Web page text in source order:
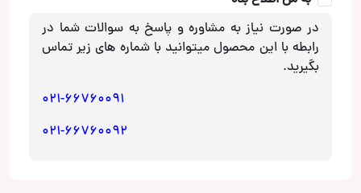
عدد
در صورت نیاز به مشاوره و پاسخ به سوالات شما در
رابطه با این محصول میتوانید با شماره های زیر تماس
بگیرید.
021-66760091
021-66760092